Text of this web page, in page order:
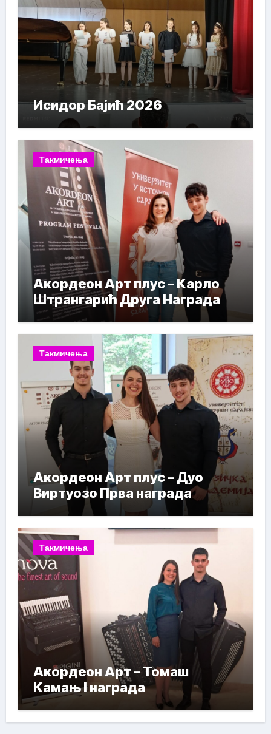
Исидор Бајић 2026
Такмичења
Акордеон Арт плус – Карло
Штрангарић Друга Награда
Такмичења
Акордеон Арт плус – Дуо
Виртуозо Прва награда
Такмичења
Акордеон Арт – Томаш
Камањ I награда